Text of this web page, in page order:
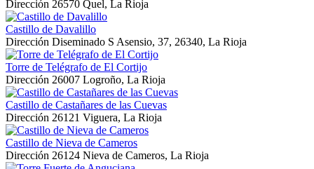
Dirección 26570 Quel, La Rioja
Castillo de Davalillo
Dirección Diseminado S Asensio, 37, 26340, La Rioja
Torre de Telégrafo de El Cortijo
Dirección 26007 Logroño, La Rioja
Castillo de Castañares de las Cuevas
Dirección 26121 Viguera, La Rioja
Castillo de Nieva de Cameros
Dirección 26124 Nieva de Cameros, La Rioja